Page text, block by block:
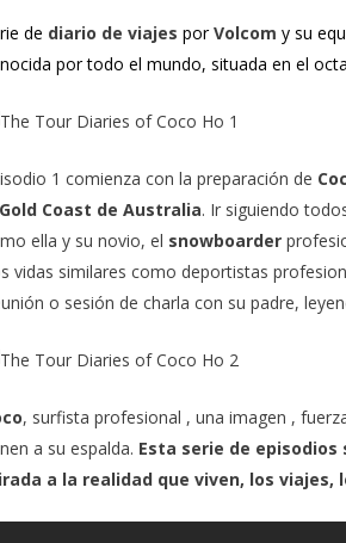
de diario de viajes porVolcom y su
por todo el mundo, situada en el
1 comienza con la preparación de
Gold Coast de Australia. Ir siguiendo
ella y su novio, el snowboarder
vidas similares como deportistas
o sesión de charla con su padre,
, surfista profesional , una imagen ,
a su espalda. Esta serie de
a la realidad que viven, los